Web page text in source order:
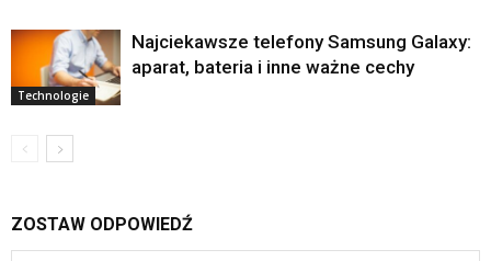
Technologie
Najciekawsze telefony Samsung Galaxy:
aparat, bateria i inne ważne cechy
ZOSTAW ODPOWIEDŹ